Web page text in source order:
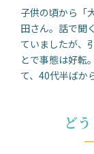
子供の頃から「
田さん。話で聞
ていましたが、
とで事態は好転
て、40代半ばか
ど